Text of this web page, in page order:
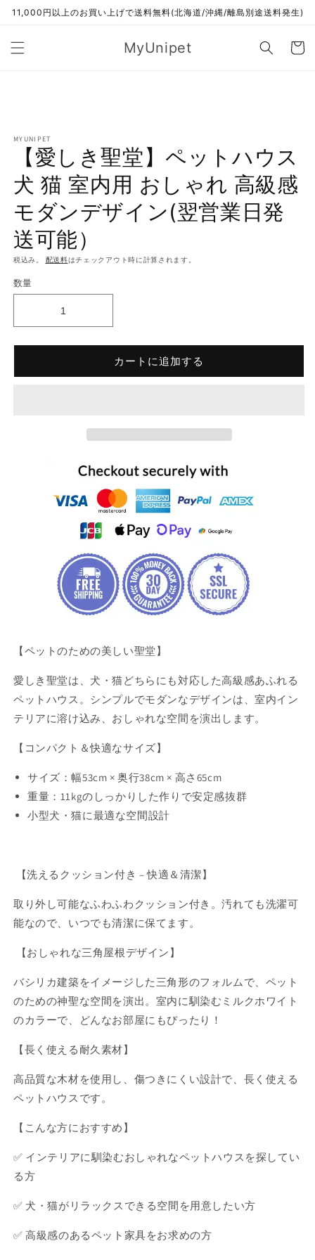
ンツに
11,000円以上のお買い上げで送料無料(北海道/沖縄/離島別途送料発生)
MyUnipet
ー
MYUNIPET
【愛しき聖堂】ペットハウス
犬 猫 室内用 おしゃれ 高級感
モダンデザイン(翌営業日発
送可能）
税込み。 配送料はチェックアウト時に計算されます。
数量
カートに追加する
【ペットのための美しい聖堂】
愛しき聖堂は、犬・猫どちらにも対応した高級感あふれる
ペットハウス。シンプルでモダンなデザインは、室内イン
テリアに溶け込み、おしゃれな空間を演出します。
【コンパクト＆快適なサイズ】
サイズ：幅53cm × 奥行38cm × 高さ65cm
重量：11kgのしっかりした作りで安定感抜群
小型犬・猫に最適な空間設計
【洗えるクッション付き – 快適＆清潔】
取り外し可能なふわふわクッション付き。汚れても洗濯可
能なので、いつでも清潔に保てます。
【おしゃれな三角屋根デザイン】
バシリカ建築をイメージした三角形のフォルムで、ペット
のための神聖な空間を演出。室内に馴染むミルクホワイト
のカラーで、どんなお部屋にもぴったり！
【長く使える耐久素材】
高品質な木材を使用し、傷つきにくい設計で、長く使える
ペットハウスです。
【こんな方におすすめ】
✅ インテリアに馴染むおしゃれなペットハウスを探してい
る方
✅ 犬・猫がリラックスできる空間を用意したい方
✅ 高級感のあるペット家具をお求めの方